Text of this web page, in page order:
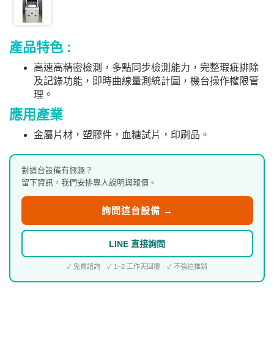
產品特色 :
高速高精密檢測，多點同步檢測能力，完整瑕疵排除
及記錄功能，即時曲線量測統計圖，機台操作權限管
理。
應用產業
金屬片材，塑膠件，血糖試片，印刷品。
對這台設備有興趣？
留下資訊，我們安排專人說明與報價。
詢問這台設備 →
LINE 直接詢問
✓ 免費諮詢 ✓ 1–2 工作天回覆 ✓ 不強迫推銷